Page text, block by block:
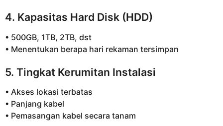
4. Kapasitas Hard Disk (HDD)
• 500GB, 1TB, 2TB, dst
• Menentukan berapa hari rekaman tersimpan
5. Tingkat Kerumitan Instalasi
• Akses lokasi terbatas
• Panjang kabel
• Pemasangan kabel secara tanam